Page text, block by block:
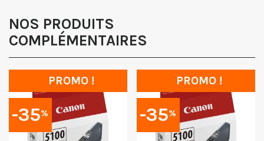
NOS PRODUITS
COMPLÉMENTAIRES
-35%
PROMO !
-35%
PROMO !